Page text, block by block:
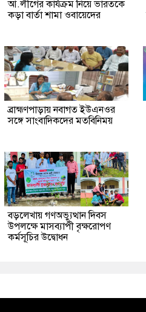
আ.লীগের কার্যক্রম নিয়ে ভারতকে
কড়া বার্তা শামা ওবায়েদের
ব্রাহ্মণপাড়ায় নবাগত ইউএনওর
সঙ্গে সাংবাদিকদের মতবিনিময়
বড়লেখায় গণঅভ্যুত্থান দিবস
উপলক্ষে মাসব্যাপী বৃক্ষরোপণ
কর্মসূচির উদ্বোধন